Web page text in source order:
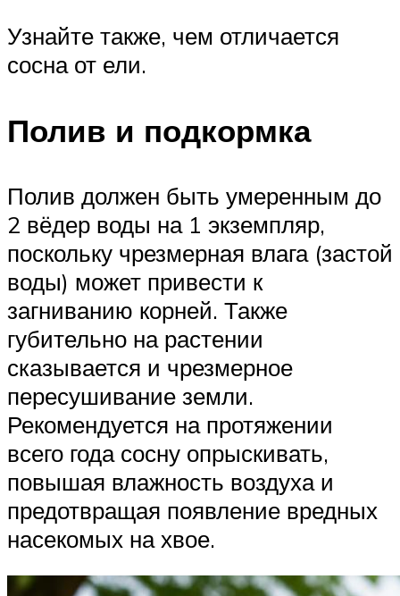
Узнайте также, чем отличается
сосна от ели.
Полив и подкормка
Полив должен быть умеренным до
2 вёдер воды на 1 экземпляр,
поскольку чрезмерная влага (застой
воды) может привести к
загниванию корней. Также
губительно на растении
сказывается и чрезмерное
пересушивание земли.
Рекомендуется на протяжении
всего года сосну опрыскивать,
повышая влажность воздуха и
предотвращая появление вредных
насекомых на хвое.